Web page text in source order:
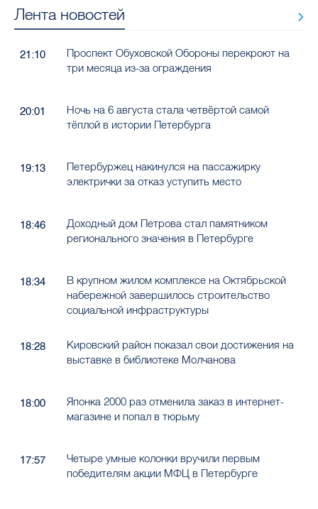
Лента новостей
21:10
Проспект Обуховской Обороны перекроют на
три месяца из-за ограждения
20:01
Ночь на 6 августа стала четвёртой самой
тёплой в истории Петербурга
19:13
Петербуржец накинулся на пассажирку
электрички за отказ уступить место
18:46
Доходный дом Петрова стал памятником
регионального значения в Петербурге
18:34
В крупном жилом комплексе на Октябрьской
набережной завершилось строительство
социальной инфраструктуры
18:28
Кировский район показал свои достижения на
выставке в библиотеке Молчанова
18:00
Японка 2000 раз отменила заказ в интернет-
магазине и попал в тюрьму
17:57
Четыре умные колонки вручили первым
победителям акции МФЦ в Петербурге